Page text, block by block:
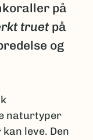
på
truetpå
og
naturtyper
leve. Den